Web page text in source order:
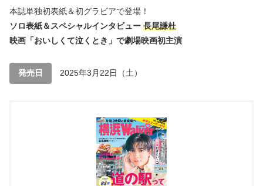
本誌単独初表紙＆初グラビアで登場！
ソロ表紙＆スペシャルインタビュー 長尾謙杜
映画「おいしくて泣くとき」で劇場映画初主演
発売日 2025年3月22日（土）